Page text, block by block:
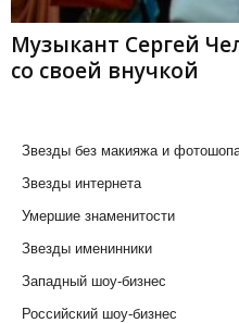
Музыкант Сергей
со своей внучкой
Звезды без макияжа и
Звезды интернета
Умершие знаменитости
Звезды именинники
Западный шоу-бизнес
Российский шоу-бизнес